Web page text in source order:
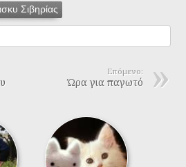
Σιβηρίας
Επόμενο:
Ώρα για παγωτό